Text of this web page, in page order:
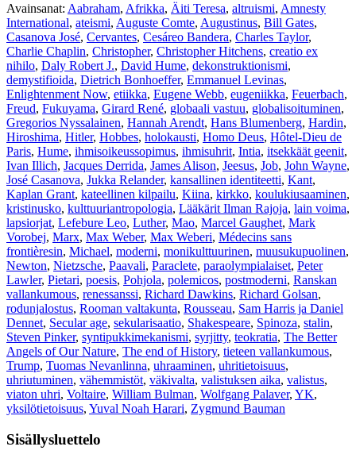
Avainsanat: Aabraham, Afrikka, Äiti Teresa, altruismi, Amnesty
International, ateismi, Auguste Comte, Augustinus, Bill Gates,
Casanova José, Cervantes, Cesáreo Bandera, Charles Taylor,
Charlie Chaplin, Christopher, Christopher Hitchens, creatio ex
nihilo, Daly Robert J., David Hume, dekonstruktionismi,
demystifioida, Dietrich Bonhoeffer, Emmanuel Levinas,
Enlightenment Now, etiikka, Eugene Webb, eugeniikka, Feuerbach,
Freud, Fukuyama, Girard René, globaali vastuu, globalisoituminen,
Gregorios Nyssalainen, Hannah Arendt, Hans Blumenberg, Hardin,
Hiroshima, Hitler, Hobbes, holokausti, Homo Deus, Hôtel-Dieu de
Paris, Hume, ihmisoikeussopimus, ihmisuhrit, Intia, itsekkäät geenit,
Ivan Illich, Jacques Derrida, James Alison, Jeesus, Job, John Wayne,
José Casanova, Jukka Relander, kansallinen identiteetti, Kant,
Kaplan Grant, kateellinen kilpailu, Kiina, kirkko, koulukiusaaminen,
kristinusko, kulttuuriantropologia, Lääkärit Ilman Rajoja, lain voima,
lapsiorjat, Lefebure Leo, Luther, Mao, Marcel Gaughet, Mark
Vorobej, Marx, Max Weber, Max Weberi, Médecins sans
frontièresin, Michael, moderni, monikulttuurinen, muusukupuolinen,
Newton, Nietzsche, Paavali, Paraclete, paraolympialaiset, Peter
Lawler, Pietari, poesis, Pohjola, polemicos, postmoderni, Ranskan
vallankumous, renessanssi, Richard Dawkins, Richard Golsan,
rodunjalostus, Rooman valtakunta, Rousseau, Sam Harris ja Daniel
Dennet, Secular age, sekularisaatio, Shakespeare, Spinoza, stalin,
Steven Pinker, syntipukkimekanismi, syrjitty, teokratia, The Better
Angels of Our Nature, The end of History, tieteen vallankumous,
Trump, Tuomas Nevanlinna, uhraaminen, uhritietoisuus,
uhriutuminen, vähemmistöt, väkivalta, valistuksen aika, valistus,
viaton uhri, Voltaire, William Bulman, Wolfgang Palaver, YK,
yksilötietoisuus, Yuval Noah Harari, Zygmund Bauman
Sisällysluettelo